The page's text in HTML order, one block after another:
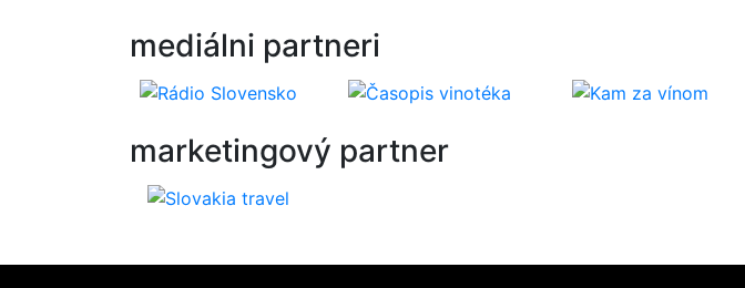
mediálni partneri
marketingový partner